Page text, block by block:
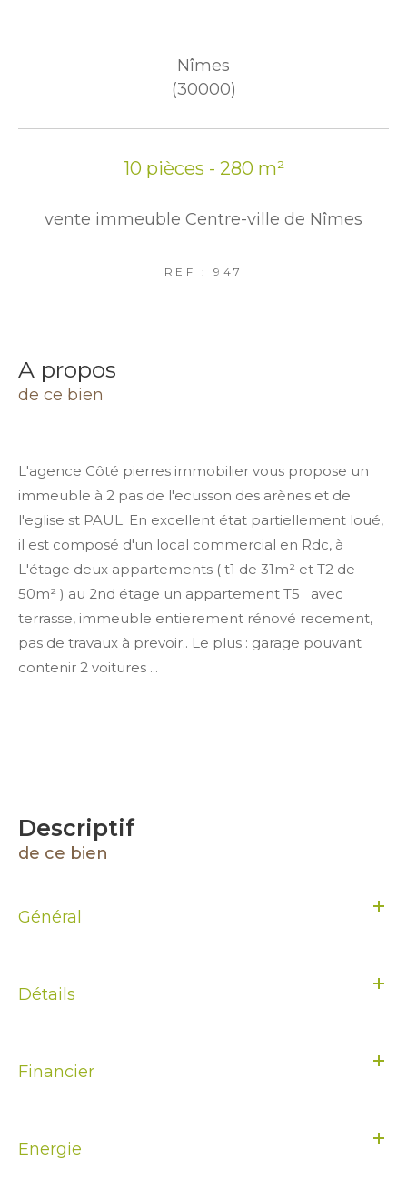
Nîmes
(30000)
10 pièces - 280 m²
vente immeuble Centre-ville de Nîmes
REF : 947
a propos
de ce bien
L'agence Côté pierres immobilier vous propose un
immeuble à 2 pas de l'ecusson des arènes et de
l'eglise st PAUL. En excellent état partiellement loué,
il est composé d'un local commercial en Rdc, à
L'étage deux appartements ( t1 de 31m² et T2 de
50m² ) au 2nd étage un appartement T5 avec
terrasse, immeuble entierement rénové recement,
pas de travaux à prevoir.. Le plus : garage pouvant
contenir 2 voitures ...
descriptif
de ce bien
Général
Détails
Financier
Energie